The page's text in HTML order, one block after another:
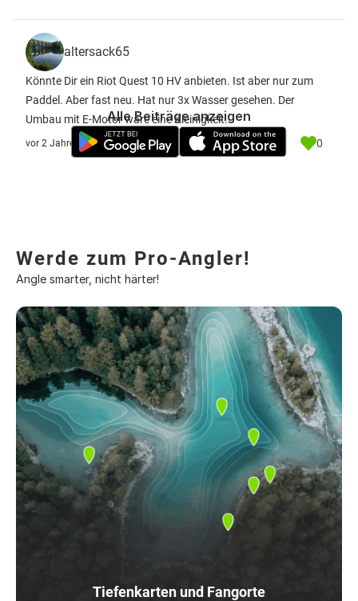
altersack65
Könnte Dir ein Riot Quest 10 HV anbieten. Ist aber nur zum
Paddel. Aber fast neu. Hat nur 3x Wasser gesehen. Der
Umbau mit E-Motor wäre eine Kleinigkeit.
vor 2 Jahre 0
Alle Beiträge anzeigen
Werde zum Pro-Angler!
Angle smarter, nicht härter!
Tiefenkarten und Fangorte